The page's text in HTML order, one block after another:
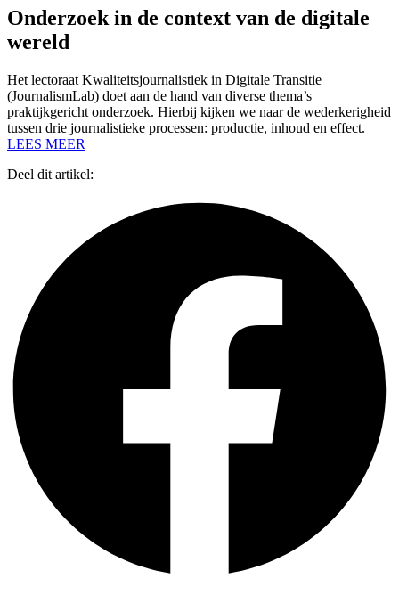
Onderzoek in de context van de digitale
wereld
Het lectoraat Kwaliteitsjournalistiek in Digitale Transitie
(JournalismLab) doet aan de hand van diverse thema’s
praktijkgericht onderzoek. Hierbij kijken we naar de wederkerigheid
tussen drie journalistieke processen: productie, inhoud en effect.
LEES MEER
Deel dit artikel: